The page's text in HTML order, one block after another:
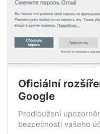
Oficiální
Google
Prodloužení
bezpečnosti vašeho